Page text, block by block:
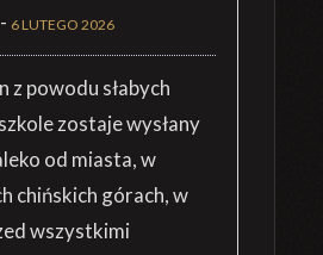
- 6 LUTEGO 2026
z powodu słabych
zostaje wysłany
od miasta, w
chińskich górach, w
wszystkimi